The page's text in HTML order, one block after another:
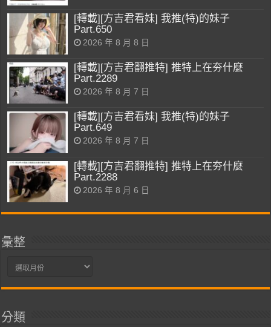
[轉載][方吉君看妹] 我推(特)的妹子
Part.650
2026 年 8 月 8 日
[轉載][方吉君翻推特] 推特上在夯什麼
Part.2289
2026 年 8 月 7 日
[轉載][方吉君看妹] 我推(特)的妹子
Part.649
2026 年 8 月 7 日
[轉載][方吉君翻推特] 推特上在夯什麼
Part.2288
2026 年 8 月 6 日
彙整
彙
分類